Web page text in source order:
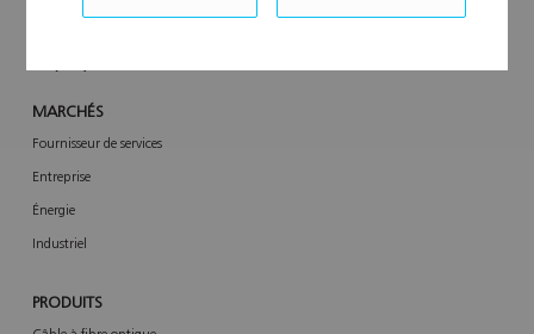
MARCHÉS
Fournisseur de services
Entreprise
Énergie
Industriel
PRODUITS